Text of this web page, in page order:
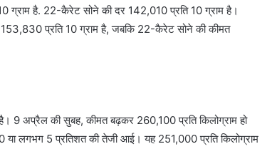
ग्राम है. 22-कैरेट सोने की दर 142,010 प्रति 10 ग्राम है।
प्रति 10 ग्राम है, जबकि 22-कैरेट सोने की कीमत
9 अप्रैल की सुबह, कीमत बढ़कर 260,100 प्रति किलोग्राम हो
या लगभग 5 प्रतिशत की तेजी आई। यह 251,000 प्रति किलोग्राम